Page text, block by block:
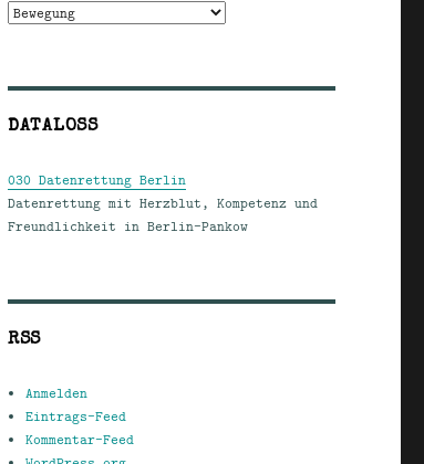
Kategorien
DATALOSS
030 Datenrettung Berlin
Datenrettung mit Herzblut, Kompetenz und
Freundlichkeit in Berlin-Pankow
RSS
Anmelden
Eintrags-Feed
Kommentar-Feed